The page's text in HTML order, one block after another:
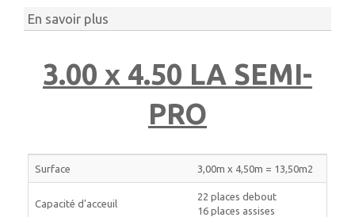
En savoir plus
3.00 x 4.50 LA SEMI-
PRO
Surface 3,00m x 4,50m = 13,50m2
Capacité d'acceuil
22 places debout
16 places assises